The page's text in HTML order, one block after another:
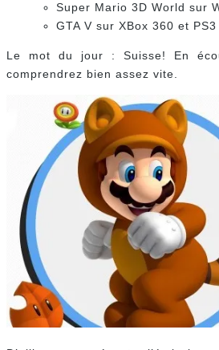
Super Mario 3D World sur
GTA V sur XBox 360 et PS3
Le mot du jour : Suisse! En
comprendrez bien assez vite.